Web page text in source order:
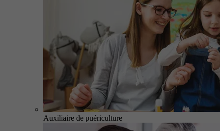
Auxiliaire de puériculture